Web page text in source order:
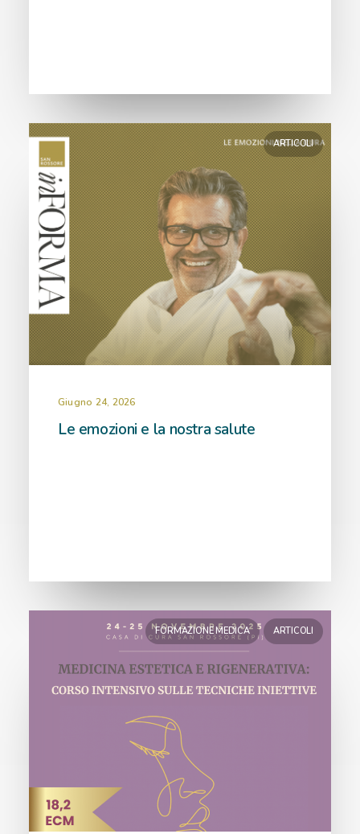
ARTICOLI
Giugno 24, 2026
Le emozioni e la nostra salute
FORMAZIONE MEDICA ARTICOLI